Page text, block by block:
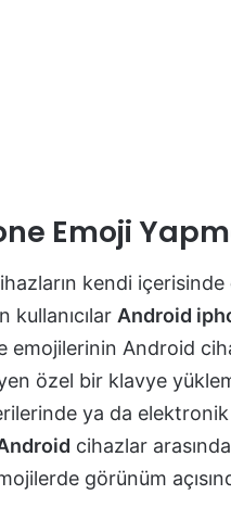
Emoji
kendi içerisinde
kullanıcılar Android
emojilerinin Android
özel bir klavye
ya da
cihazlar
görünüm